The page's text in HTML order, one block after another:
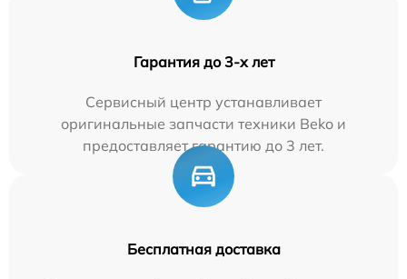
Гарантия до 3-х лет
Сервисный центр устанавливает
оригинальные запчасти техники Beko и
предоставляет гарантию до 3 лет.
Бесплатная доставка